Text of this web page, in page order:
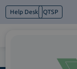
Help Desk QTSP